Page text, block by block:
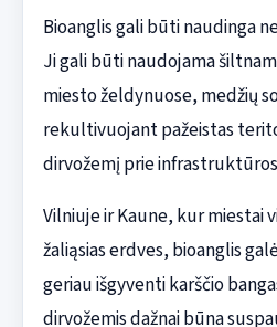
Bioanglis gali būti naudinga
Ji gali būti naudojama
miesto želdynuose, medžių
rekultivuojant pažeistas
dirvožemį prie
Vilniuje ir Kaune, kur miestai
žaliąsias erdves, bioanglis
geriau išgyventi karščio
dirvožemis dažnai būna